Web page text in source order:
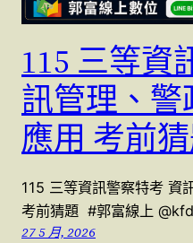
115 三等資
訊管理、
應用 考前
115 三等資訊警察特考 資
考前猜題 #郭富線上
27 5 月, 2026